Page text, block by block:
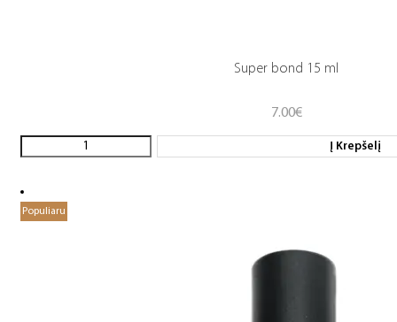
Super bond 15 ml
7.00€
Į Krepšelį
Populiaru